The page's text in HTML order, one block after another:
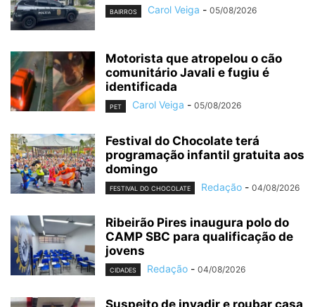
BAIRROS Carol Veiga - 05/08/2026
Motorista que atropelou o cão
comunitário Javali e fugiu é
identificada
PET Carol Veiga - 05/08/2026
Festival do Chocolate terá
programação infantil gratuita aos
domingo
FESTIVAL DO CHOCOLATE Redação - 04/08/2026
Ribeirão Pires inaugura polo do
CAMP SBC para qualificação de
jovens
CIDADES Redação - 04/08/2026
Suspeito de invadir e roubar casa